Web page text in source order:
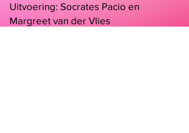
Uitvoering: Socrates Pacio en
Margreet van der Vlies